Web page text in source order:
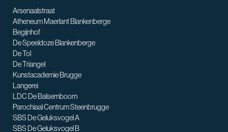
Arsenaalstraat
Atheneum Maerlant Blankenberge
Begijnhof
De Speeldoze Blankenberge
De Tol
De Triangel
Kunstacademie Brugge
Langerei
LDC De Balsemboom
Parochiaal Centrum Steenbrugge
SBS De Geluksvogel A
SBS De Geluksvogel B
SNT assistent
Waarmee kan ik je helpen?